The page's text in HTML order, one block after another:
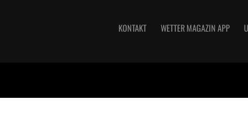
KONTAKT WETTER MAGAZIN APP